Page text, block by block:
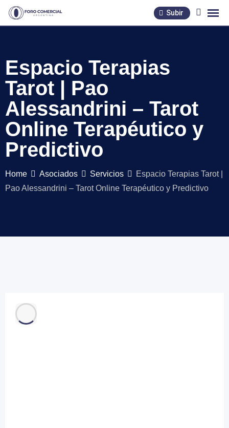
Skip
Subir
Espacio Terapias
Tarot | Pao
Alessandrini – Tarot
Online Terapéutico y
Predictivo
Home Asociados Servicios
Espacio Terapias Tarot |
Pao Alessandrini – Tarot Online Terapéutico y Predictivo